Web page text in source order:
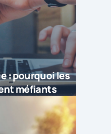
: pourquoi les
méfiants